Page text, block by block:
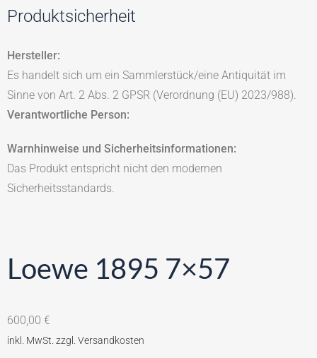
Produktsicherheit
Hersteller:
Es handelt sich um ein Sammlerstück/eine Antiquität im
Sinne von Art. 2 Abs. 2 GPSR (Verordnung (EU) 2023/988).
Verantwortliche Person:
Warnhinweise und Sicherheitsinformationen:
Das Produkt entspricht nicht den modernen
Sicherheitsstandards.
Loewe 1895 7×57
600,00 €